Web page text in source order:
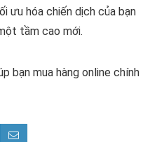
ưu hóa chiến dịch của bạn
tầm cao mới.
bạn mua hàng online chính